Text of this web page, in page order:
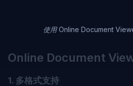
使用 Online Document
Online Document
1. 多格式支持